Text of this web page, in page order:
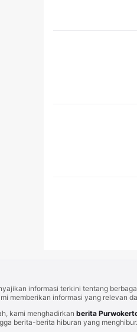
informasi terkini tentang
memberikan informasi yang relevan
kami menghadirkan berita
berita-berita hiburan yang